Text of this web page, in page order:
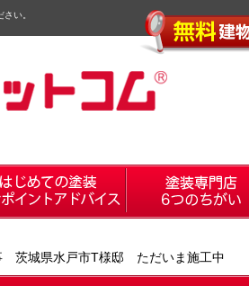
い。
茨城県水戸市T様邸 ただいま施工中